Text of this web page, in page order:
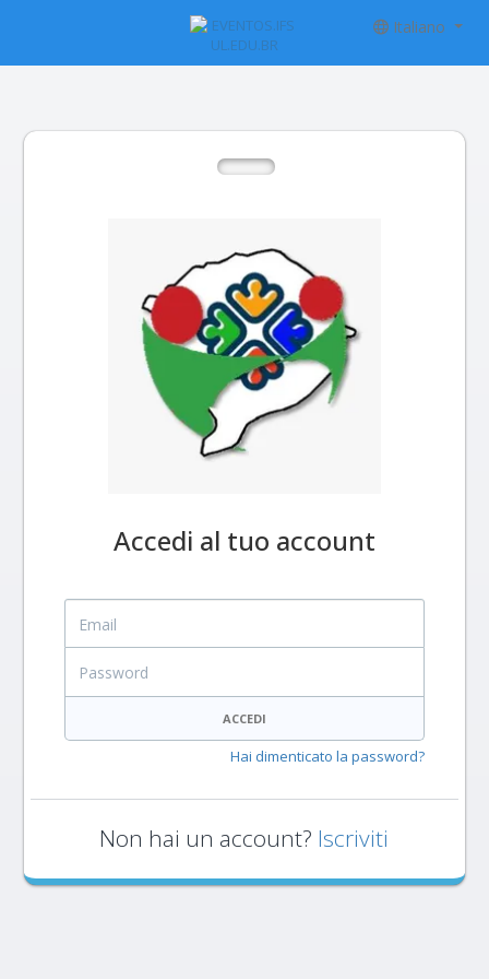
Italiano
Accedi al tuo account
Email
ACCEDI
Hai dimenticato la password?
Non hai un account? Iscriviti